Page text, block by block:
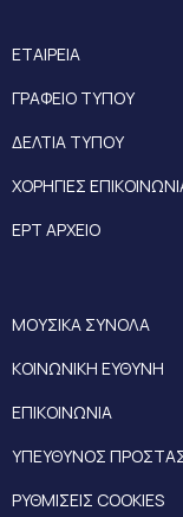
ΕΤΑΙΡΕΙΑ
ΓΡΑΦΕΙΟ ΤΥΠΟΥ
ΔΕΛΤΙΑ ΤΥΠΟΥ
ΧΟΡΗΓΙΕΣ
ΕΡΤ ΑΡΧΕΙΟ
ΜΟΥΣΙΚΑ ΣΥΝΟΛΑ
ΚΟΙΝΩΝΙΚΗ ΕΥΘΥΝΗ
ΕΠΙΚΟΙΝΩΝΙΑ
ΥΠΕΥΘΥΝΟΣ
ΡΥΘΜΙΣΕΙΣ COOKIES